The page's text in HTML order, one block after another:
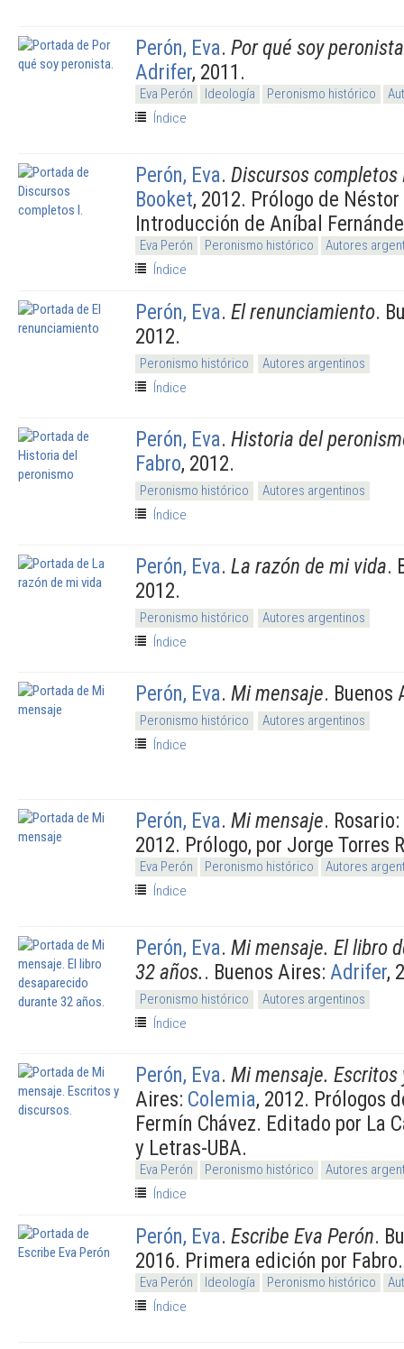
Perón, Eva. Por qué soy
Adrifer, 2011.
Eva Perón Ideología Peronismo histórico
Índice
Perón, Eva. Discursos completos
Booket, 2012. Prólogo de
Introducción de Aníbal
Eva Perón Peronismo histórico
Autores
Índice
Perón, Eva. El renunciamiento.
2012.
Peronismo histórico
Autores argentinos
Índice
Perón, Eva. Historia del
Fabro, 2012.
Peronismo histórico
Autores argentinos
Índice
Perón, Eva. La razón de mi vida.
2012.
Peronismo histórico
Autores argentinos
Índice
Perón, Eva. Mi mensaje. Buenos
Peronismo histórico
Autores argentinos
Índice
Perón, Eva. Mi mensaje. Rosario:
2012. Prólogo, por Jorge Torres
Eva Perón Peronismo histórico
Autores
Índice
Perón, Eva. Mi mensaje. El libro
32 años.. Buenos Aires: Adrifer,
Peronismo histórico
Autores argentinos
Índice
Perón, Eva. Mi mensaje. Escritos
Aires: Colemia, 2012. Prólogos
Fermín Chávez. Editado por La
y Letras-UBA.
Eva Perón Peronismo histórico
Autores
Índice
Perón, Eva. Escribe Eva Perón.
2016. Primera edición por Fabro.
Eva Perón Ideología Peronismo histórico
Índice